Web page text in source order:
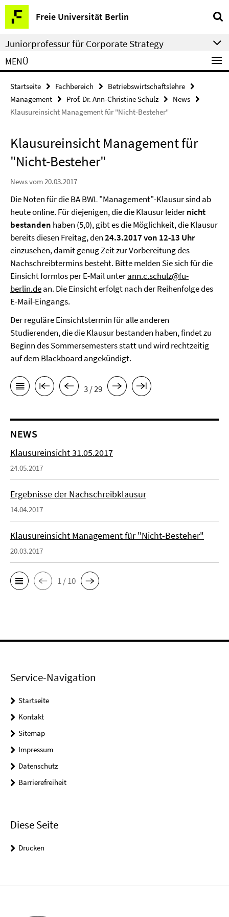
Springe
direkt
zu
Inhalt
Freie Universität Berlin
Service-
Navigation
Juniorprofessur für Corporate Strategy
MENÜ
Startseite Fachbereich
Betriebswirtschaftslehre
Management
Prof. Dr. Ann-Christine Schulz
News
Klausureinsicht Management für "Nicht-Besteher"
Klausureinsicht Management für
"Nicht-Besteher"
News vom 20.03.2017
Die Noten für die BA BWL "Management"-Klausur sind ab
heute online. Für diejenigen, die die Klausur leidernicht
bestanden haben (5,0), gibt es die Möglichkeit, die Klausur
bereits diesen Freitag, den24.3.2017 von 12-13 Uhr
einzusehen, damit genug Zeit zur Vorbereitung des
Nachschreibtermins besteht. Bitte melden Sie sich für die
Einsicht formlos per E-Mail unterann.c.schulz@fu-
berlin.dean. Die Einsicht erfolgt nach der Reihenfolge des
E-Mail-Eingangs.
Der reguläre Einsichtstermin für alle anderen
Studierenden, die die Klausur bestanden haben, findet zu
Beginn des Sommersemesters statt und wird rechtzeitig
auf dem Blackboard angekündigt.
3 / 29
NEWS
Klausureinsicht 31.05.2017
24.05.2017
Ergebnisse der Nachschreibklausur
14.04.2017
Klausureinsicht Management für "Nicht-Besteher"
20.03.2017
1 / 10
Service-Navigation
Startseite
Kontakt
Sitemap
Impressum
Datenschutz
Barrierefreiheit
Diese Seite
Drucken